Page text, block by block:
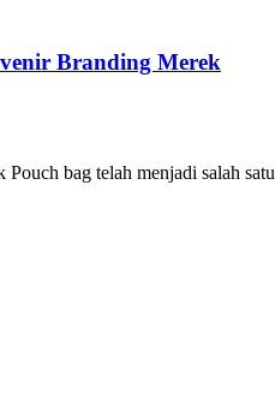
Branding Merek
bag telah menjadi salah